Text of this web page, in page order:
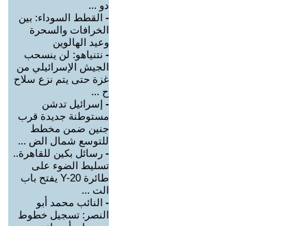
دو ...
- القطط السوداء: بين
الخرافات والسحرة
وعيد الهالوين
- نتنياهو: لن ينسحب
الجيش الإسرائيلي من
غزة حتى يتم نزع سلاح
ح ...
- إسرائيل تدشن
مستوطنة جديدة قرب
جنين ضمن مخطط
للتوسع شمال الض ...
- رسائل بكين للقاهرة..
تسليط الضوء على
طائرة Y-20 يفتح باب
الت ...
- النائب محمد أبو
النصر: تسجيل خطوط